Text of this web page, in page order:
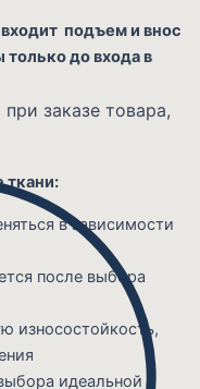
подъем и внос
до входа в
заказе товара,
ткани:
в зависимости
после выбора
износостойкость,
идеальной